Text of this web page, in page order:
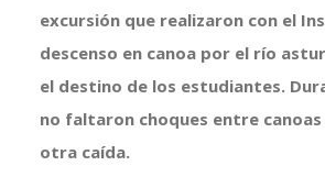
excursión que realizaron con el
descenso en canoa por el río
el destino de los estudiantes.
no faltaron choques entre canoas
otra caída.